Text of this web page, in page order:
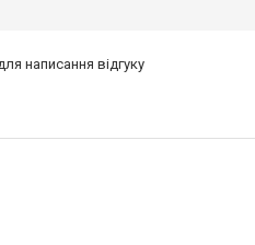
написання відгуку